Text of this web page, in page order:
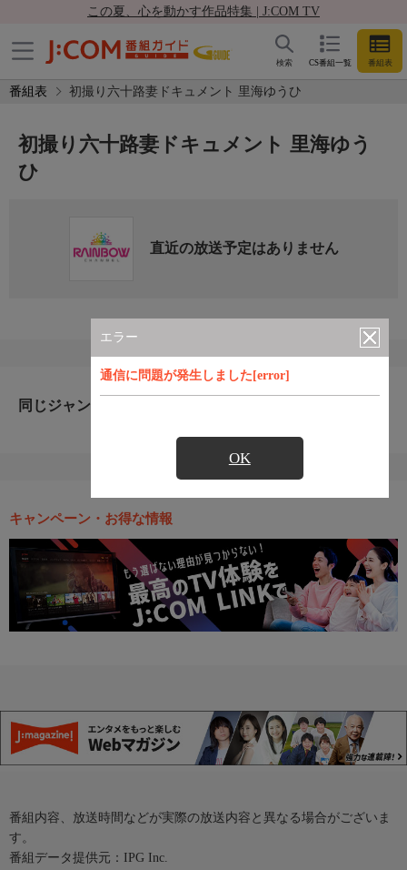
この夏、心を動かす作品特集 | J:COM TV
CS番組一覧 番組表
検索
番組表 初撮り六十路妻ドキュメント 里海ゆうひ
エラー
通信に問題が発生しました[error]
OK
初撮り六十路妻ドキュメント 里海ゆう
ひ
直近の放送予定はありません
同じジャンルのおすすめ番組
キャンペーン・お得な情報
番組内容、放送時間などが実際の放送内容と異なる場合がございま
す。
番組データ提供元：IPG Inc.